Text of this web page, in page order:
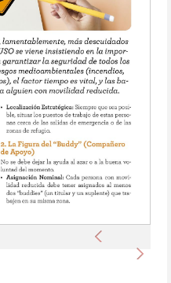
Anterior